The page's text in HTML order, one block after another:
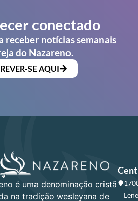
conectado
receber notícias semanais
do Nazareno.
SE AQUI
é uma denominação cristã
na tradição wesleyana de